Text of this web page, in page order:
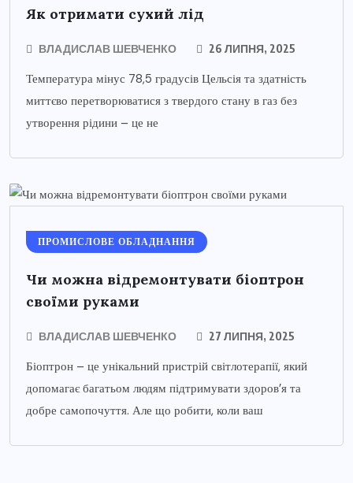
Як отримати сухий лід
ВЛАДИСЛАВ ШЕВЧЕНКО 26 ЛИПНЯ, 2025
Температура мінус 78,5 градусів Цельсія та здатність
миттєво перетворюватися з твердого стану в газ без
утворення рідини – це не
ПРОМИСЛОВЕ ОБЛАДНАННЯ
Чи можна відремонтувати біоптрон
своїми руками
ВЛАДИСЛАВ ШЕВЧЕНКО 27 ЛИПНЯ, 2025
Біоптрон – це унікальний пристрій світлотерапії, який
допомагає багатьом людям підтримувати здоров’я та
добре самопочуття. Але що робити, коли ваш